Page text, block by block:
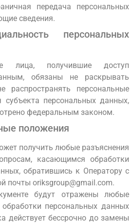
передача персональных
сведения.
персональных
лица, получившие доступ
обязаны не раскрывать
персональные
субъекта персональных данных,
федеральным законом.
положения
получить любые разъяснения
касающимся обработки
обратившись к Оператору с
почты oriksgroup@gmail.com.
будут отражены любые
персональных данных
действует бессрочно до замены